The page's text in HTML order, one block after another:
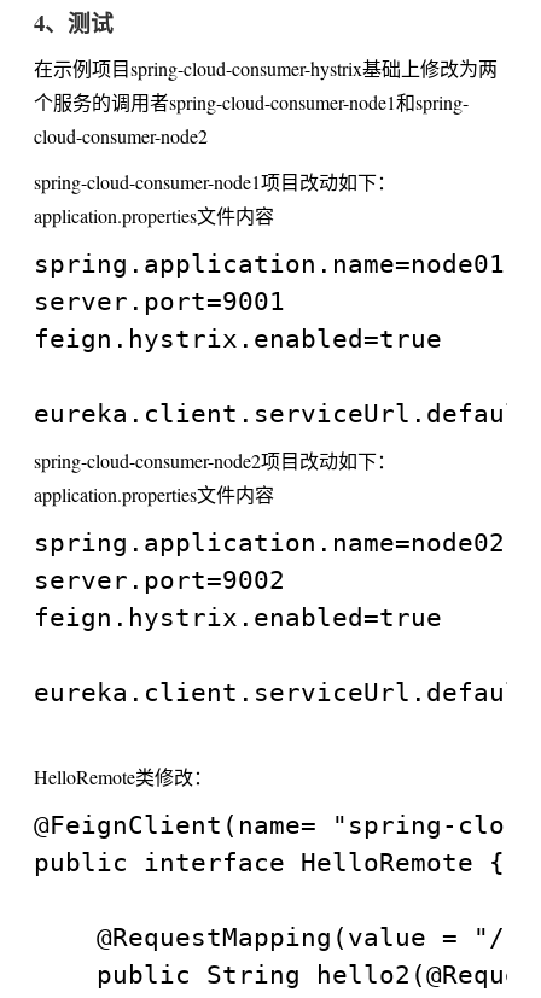
4、测试
在示例项目spring-cloud-consumer-hystrix基础上修改为两
个服务的调用者spring-cloud-consumer-node1和spring-
cloud-consumer-node2
spring-cloud-consumer-node1项目改动如下：
application.properties文件内容
spring.application.name=node01
server.port=9001
feign.hystrix.enabled=true
spring-cloud-consumer-node2项目改动如下：
application.properties文件内容
spring.application.name=node02
server.port=9002
feign.hystrix.enabled=true
HelloRemote类修改：
@FeignClient(name= "spring-
public interface HelloRemote {
@RequestMapping(value = "/
public String